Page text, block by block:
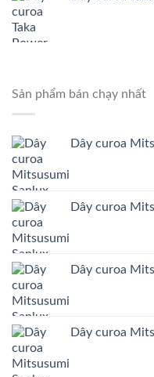
Sản phẩm bán chạy nhất
Dây curoa
Dây curoa
Dây curoa
Dây curoa